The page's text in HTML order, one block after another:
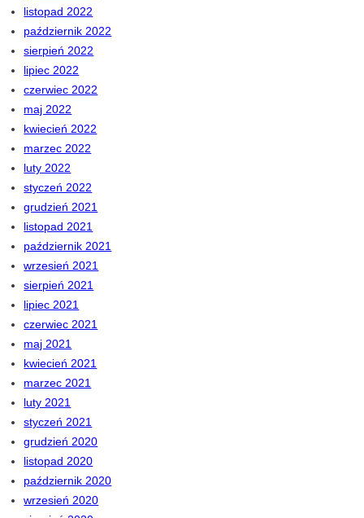
listopad 2022
październik 2022
sierpień 2022
lipiec 2022
czerwiec 2022
maj 2022
kwiecień 2022
marzec 2022
luty 2022
styczeń 2022
grudzień 2021
listopad 2021
październik 2021
wrzesień 2021
sierpień 2021
lipiec 2021
czerwiec 2021
maj 2021
kwiecień 2021
marzec 2021
luty 2021
styczeń 2021
grudzień 2020
listopad 2020
październik 2020
wrzesień 2020